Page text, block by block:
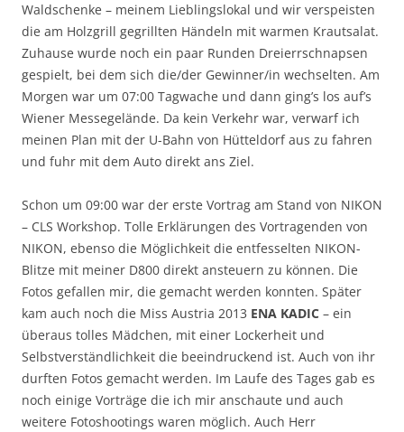
Waldschenke – meinem Lieblingslokal und wir verspeisten
die am Holzgrill gegrillten Händeln mit warmen Krautsalat.
Zuhause wurde noch ein paar Runden Dreierrschnapsen
gespielt, bei dem sich die/der Gewinner/in wechselten. Am
Morgen war um 07:00 Tagwache und dann ging’s los auf’s
Wiener Messegelände. Da kein Verkehr war, verwarf ich
meinen Plan mit der U-Bahn von Hütteldorf aus zu fahren
und fuhr mit dem Auto direkt ans Ziel.
Schon um 09:00 war der erste Vortrag am Stand von NIKON
– CLS Workshop. Tolle Erklärungen des Vortragenden von
NIKON, ebenso die Möglichkeit die entfesselten NIKON-
Blitze mit meiner D800 direkt ansteuern zu können. Die
Fotos gefallen mir, die gemacht werden konnten. Später
kam auch noch die Miss Austria 2013 ENA KADIC – ein
überaus tolles Mädchen, mit einer Lockerheit und
Selbstverständlichkeit die beeindruckend ist. Auch von ihr
durften Fotos gemacht werden. Im Laufe des Tages gab es
noch einige Vorträge die ich mir anschaute und auch
weitere Fotoshootings waren möglich. Auch Herr